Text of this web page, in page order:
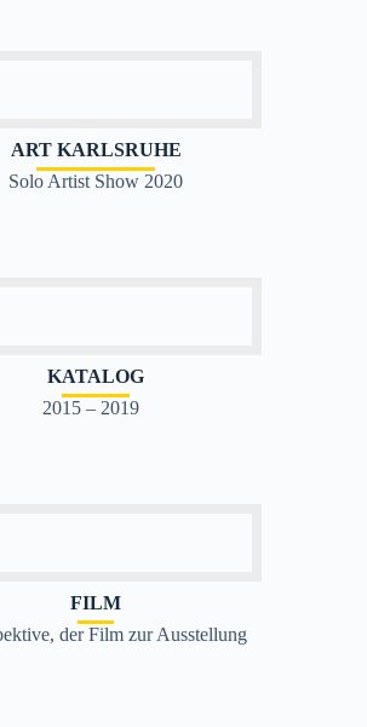
ART KARLSRUHE
Solo Artist Show 2020
KATALOG
2015 – 2019
FILM
der Film zur Ausstellung